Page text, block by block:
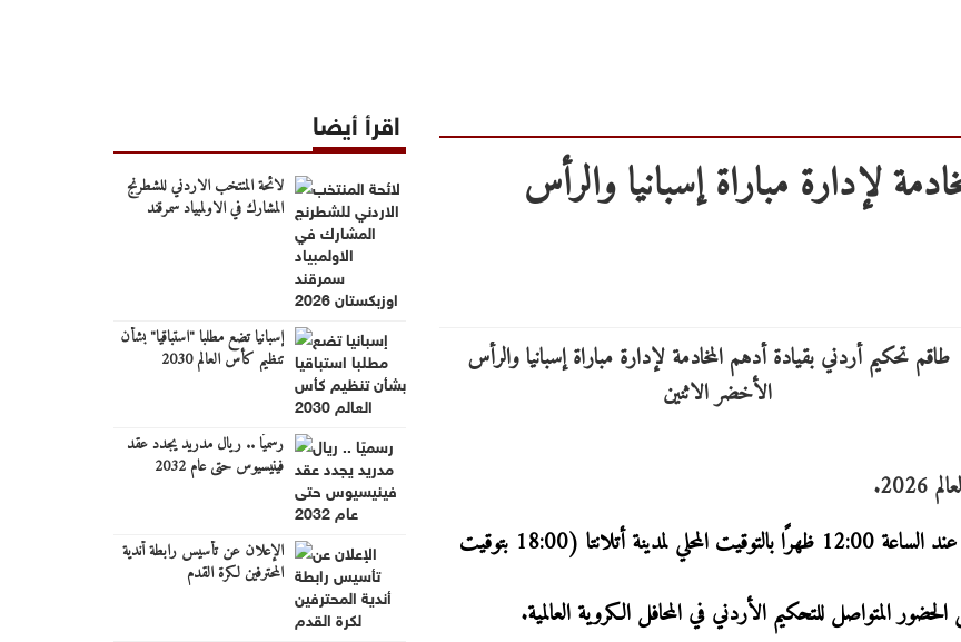
لإدارة مباراة إسبانيا والرأس
وتقام المباراة الاثنين 15 حزيران على ملعب أتلانتا، وتنطلق عند الساعة 12:00 ظهرًا بالتوقيت المحلي لمدينة أتلانتا (18:00 بتوقيت
المتواصل للتحكيم الأردني في المحافل الكروية العالمية.
اقرأ أيضا
لائحة المنتخب الاردني للشطرنج
المشارك في الاولمبياد سمرقند
إسبانيا تضع مطلبا "استباقيا" بشأن
تنظيم كأس العالم 2030
رسميًا .. ريال مدريد يجدد عقد
فينيسيوس حتى عام 2032
الإعلان عن تأسيس رابطة أندية
المحترفين لكرة القدم